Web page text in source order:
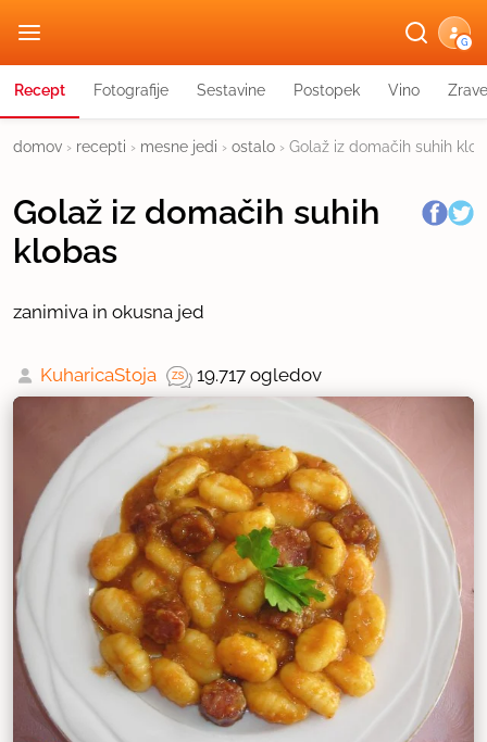
G
Recept Fotografije Sestavine Postopek Vino
domov › recepti › mesne jedi › ostalo › Golaž iz domačih suhih
Golaž iz domačih suhih
klobas
zanimiva in okusna jed
KuharicaStoja 19.717 ogledov